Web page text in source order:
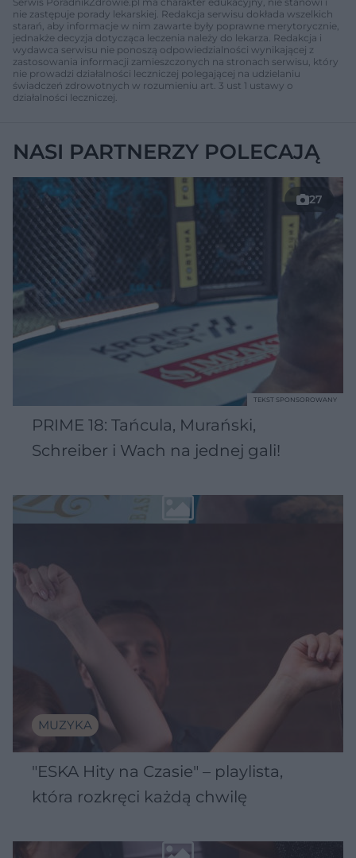
nie zastępuje porady lekarskiej. Redakcja serwisu dokłada wszelkich
starań, aby informacje w nim zawarte były poprawne merytorycznie,
jednakże decyzja dotycząca leczenia należy do lekarza. Redakcja i
wydawca serwisu nie ponoszą odpowiedzialności wynikającej z
zastosowania informacji zamieszczonych na stronach serwisu, który
nie prowadzi działalności leczniczej polegającej na udzielaniu
świadczeń zdrowotnych w rozumieniu art. 3 ust 1 ustawy o
działalności leczniczej.
NASI PARTNERZY POLECAJĄ
27
PRIME 18: Tańcula, Murański,
Schreiber i Wach na jednej gali!
TEKST SPONSOROWANY
MUZYKA
"ESKA Hity na Czasie" – playlista,
która rozkręci każdą chwilę